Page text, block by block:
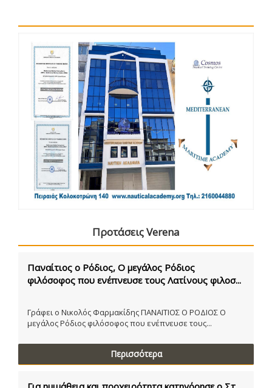
Προτάσεις Verena
Παναίτιος ο Ρόδιος, Ο μεγάλος Ρόδιος
φιλόσοφος που ενέπνευσε τους Λατίνους φιλοσ...
Γράφει ο Νικολός Φαρμακίδης ΠΑΝΑΙΤΙΟΣ Ο ΡΟΔΙΟΣ Ο
μεγάλος Ρόδιος φιλόσοφος που ενέπνευσε τους...
Περισσότερα